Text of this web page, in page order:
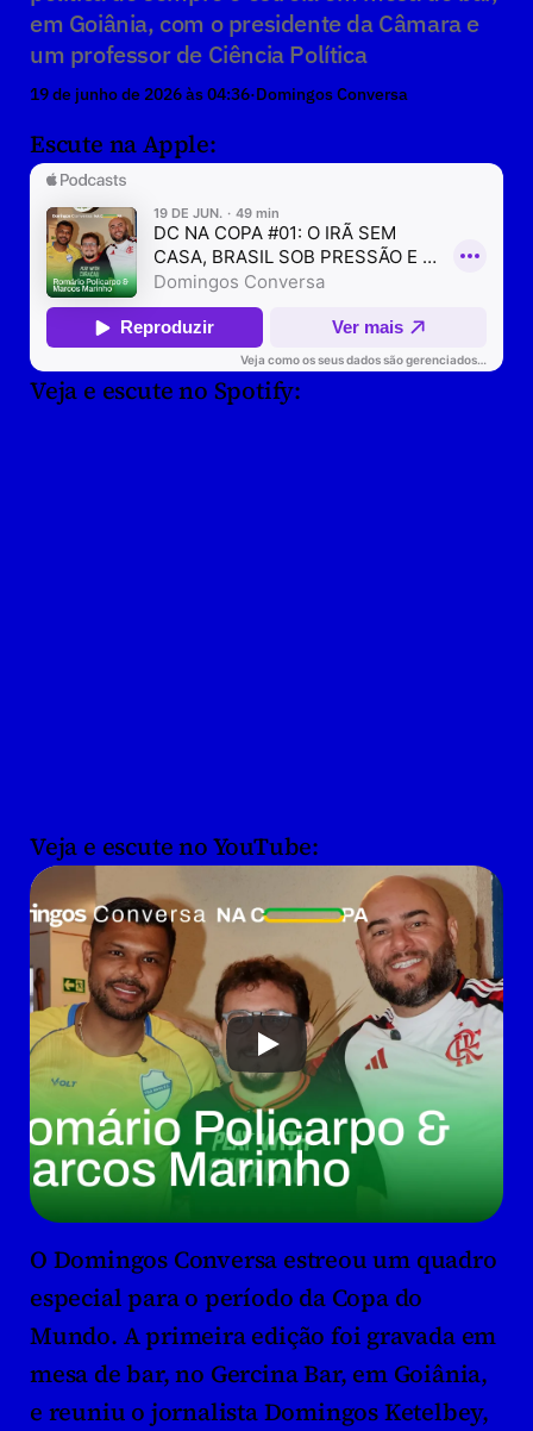
em Goiânia, com o presidente da Câmara e
um professor de Ciência Política
19 de junho de 2026 às 04:36·Domingos Conversa
Escute na Apple:
Veja e escute no Spotify:
Veja e escute no YouTube:
Apoiar o Blog do DK
O Domingos Conversa estreou um quadro
especial para o período da Copa do
Mundo. A primeira edição foi gravada em
mesa de bar, no Gercina Bar, em Goiânia,
e reuniu o jornalista Domingos Ketelbey,